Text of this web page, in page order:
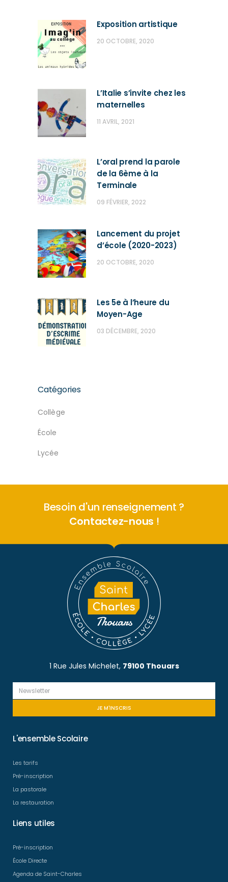
Exposition artistique
20 OCTOBRE, 2020
L’Italie s’invite chez les
maternelles
11 AVRIL, 2021
L’oral prend la parole
de la 6ème à la
Terminale
09 FÉVRIER, 2022
Lancement du projet
d’école (2020-2023)
20 OCTOBRE, 2020
Les 5e à l’heure du
Moyen-Age
03 DÉCEMBRE, 2020
Catégories
Collège
École
Lycée
Besoin d'un renseignement ?
Contactez-nous !
1 Rue Jules Michelet, 79100 Thouars
JE M'INSCRIS
L'ensemble Scolaire
Les tarifs
Pré-inscription
La pastorale
La restauration
Liens utiles
Pré-inscription
École Directe
Agenda de Saint-Charles​